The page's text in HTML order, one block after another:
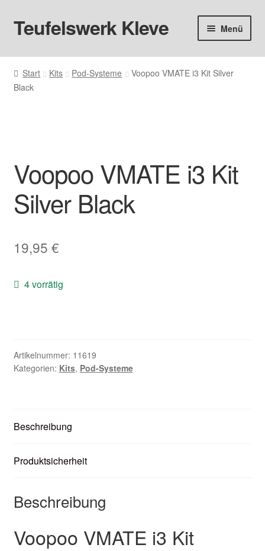
Zur
Navigation
Zum
Inhalt
Teufelswerk Kleve Menü
Startseite
Hardware
Big Puff
Aromen
Basen & Nikotin
Nikotintabelle
Start Kits Pod-Systeme
Voopoo VMATE i3 Kit Silver
Black
Voopoo VMATE i3 Kit
Silver Black
19,95 €
4 vorrätig
Artikelnummer: 11619
Kategorien: Kits, Pod-Systeme
Beschreibung
Produktsicherheit
Beschreibung
Voopoo VMATE i3 Kit